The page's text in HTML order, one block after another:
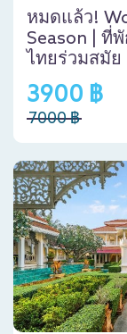
หมดแล้ว!
Season | ที่
ไทยร่วมสมั
3900 ฿
7000 ฿